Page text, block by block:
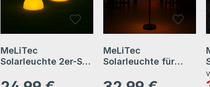
MeLiTec
Solarleuchte 2er-Set
Bodenbeleuchtung
Regulärer Preis:
MeLiTec
Solarleuchte für
Garten, Solar
Regulärer Preis: